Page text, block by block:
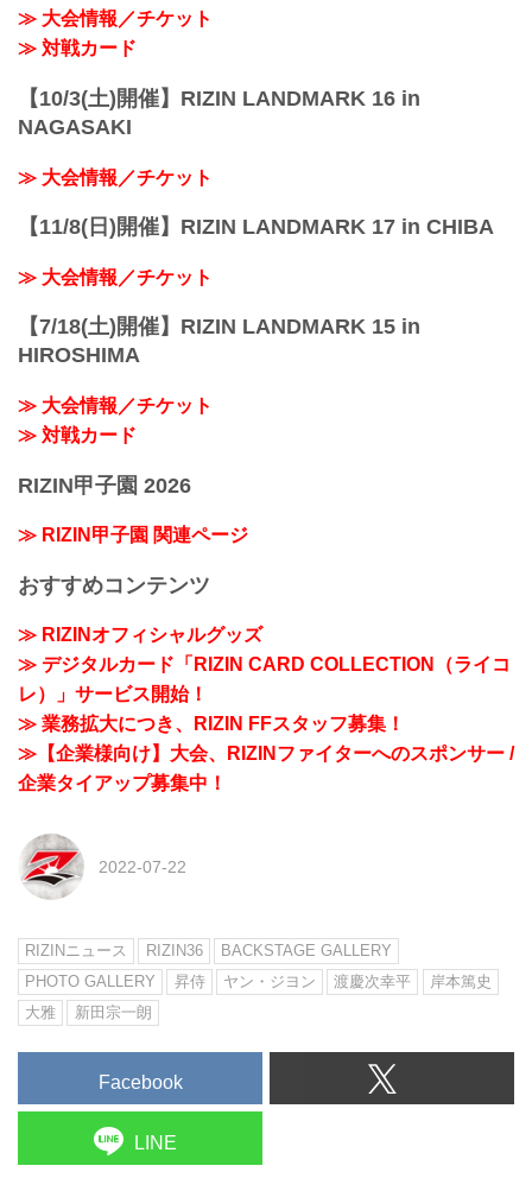
≫ 大会情報／チケット
≫ 対戦カード
【10/3(土)開催】RIZIN LANDMARK 16 in
NAGASAKI
≫ 大会情報／チケット
【11/8(日)開催】RIZIN LANDMARK 17 in CHIBA
≫ 大会情報／チケット
【7/18(土)開催】RIZIN LANDMARK 15 in
HIROSHIMA
≫ 大会情報／チケット
≫ 対戦カード
RIZIN甲子園 2026
≫ RIZIN甲子園 関連ページ
おすすめコンテンツ
≫ RIZINオフィシャルグッズ
≫ デジタルカード「RIZIN CARD COLLECTION（ライコ
レ）」サービス開始！
≫ 業務拡大につき、RIZIN FFスタッフ募集！
≫【企業様向け】大会、RIZINファイターへのスポンサー /
企業タイアップ募集中！
2022-07-22
RIZINニュース RIZIN36
BACKSTAGE GALLERY
PHOTO GALLERY
昇侍 ヤン・ジヨン 渡慶次幸平
岸本篤史
大雅
新田宗一朗
Facebook
LINE